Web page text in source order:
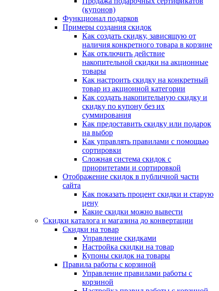
(купонов)
Функционал подарков
Примеры создания скидок
Как создать скидку, зависящую от
наличия конкретного товара в корзине
Как отключить действие
накопительной скидки на акционные
товары
Как настроить скидку на конкретный
товар из акционной категории
Как создать накопительную скидку и
скидку по купону без их
суммирования
Как предоставить скидку или подарок
на выбор
Как управлять правилами с помощью
сортировки
Сложная система скидок с
приоритетами и сортировкой
Отображение скидок в публичной части
сайта
Как показать процент скидки и старую
цену
Какие скидки можно вывести
Скидки каталога и магазина до конвертации
Скидки на товар
Управление скидками
Настройка скидки на товар
Купоны скидок на товары
Правила работы с корзиной
Управление правилами работы с
корзиной